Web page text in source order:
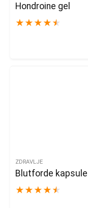
Hondroine gel
★ ★ ★ ★ ★
ZDRAVLJE
Blutforde kapsule
★ ★ ★ ★ ★